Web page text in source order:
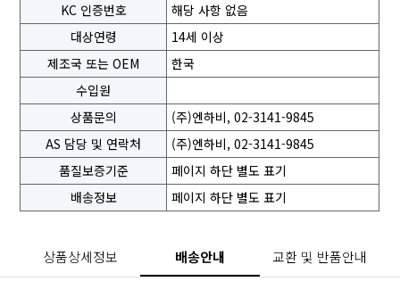
KC 인증번호
해당 사항 없음
대상연령
14세 이상
제조국 또는 OEM
한국
수입원
상품문의
(주)엔하비, 02-3141-9845
AS 담당 및 연락처
(주)엔하비, 02-3141-9845
품질보증기준
페이지 하단 별도 표기
배송정보
페이지 하단 별도 표기
상품상세정보 배송안내 교환 및 반품안내